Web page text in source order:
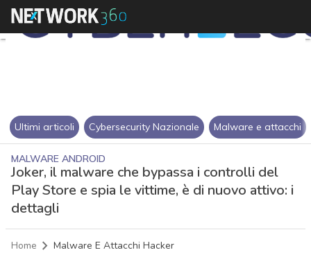
Ultimi articoli Cybersecurity Nazionale Malware e attacchi
MALWARE ANDROID
Joker, il malware che bypassa i controlli del
Play Store e spia le vittime, è di nuovo attivo: i
dettagli
Home Malware E Attacchi Hacker